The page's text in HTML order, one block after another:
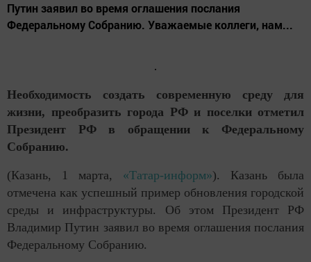
Путин заявил во время оглашения послания
Федеральному Собранию. Уважаемые коллеги, нам...
Необходимость создать современную среду для
жизни, преобразить города РФ и поселки отметил
Президент РФ в обращении к Федеральному
Собранию.
(Казань, 1 марта, «Татар-информ»). Казань была
отмечена как успешный пример обновления городской
среды и инфраструктуры. Об этом Президент РФ
Владимир Путин заявил во время оглашения послания
Федеральному Собранию.